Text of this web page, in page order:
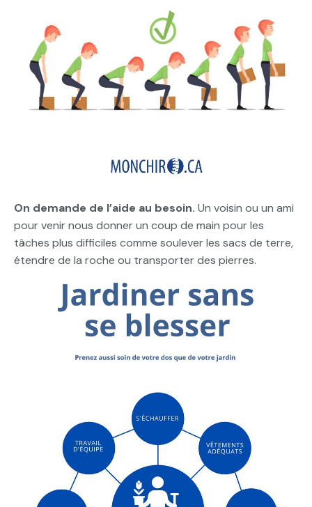
On demande de l’aide au besoin. Un voisin ou un ami
pour venir nous donner un coup de main pour les
tâches plus difficiles comme soulever les sacs de terre,
étendre de la roche ou transporter des pierres.